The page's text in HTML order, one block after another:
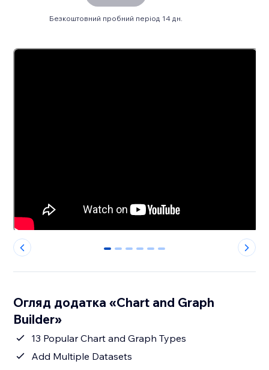
Безкоштовний пробний період 14 дн.
0 1 2 3 4 5
Огляд додатка «Chart and Graph
Builder»
13 Popular Chart and Graph Types
Add Multiple Datasets